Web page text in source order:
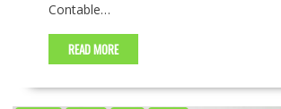
Contable…
READ MORE